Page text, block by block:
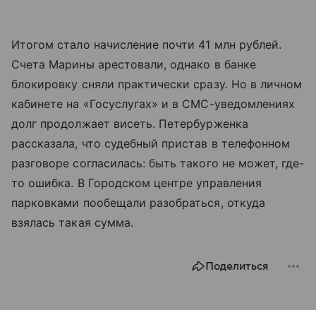
Итогом стало начисление почти 41 млн рублей.
Счета Марины арестовали, однако в банке
блокировку сняли практически сразу. Но в личном
кабинете на «Госуслугах» и в СМС-уведомлениях
долг продолжает висеть. Петербурженка
рассказала, что судебный пристав в телефонном
разговоре согласилась: быть такого не может, где-
то ошибка. В Городском центре управления
парковками пообещали разобраться, откуда
взялась такая сумма.
Поделиться